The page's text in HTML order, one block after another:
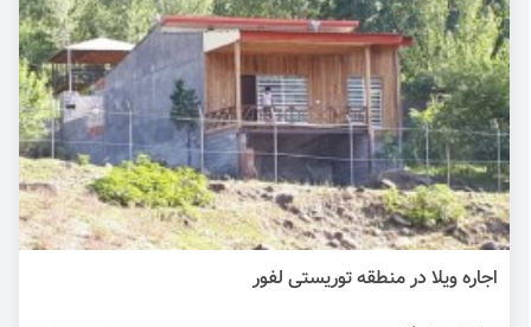
اجاره ویلا در منطقه توریستی لفور